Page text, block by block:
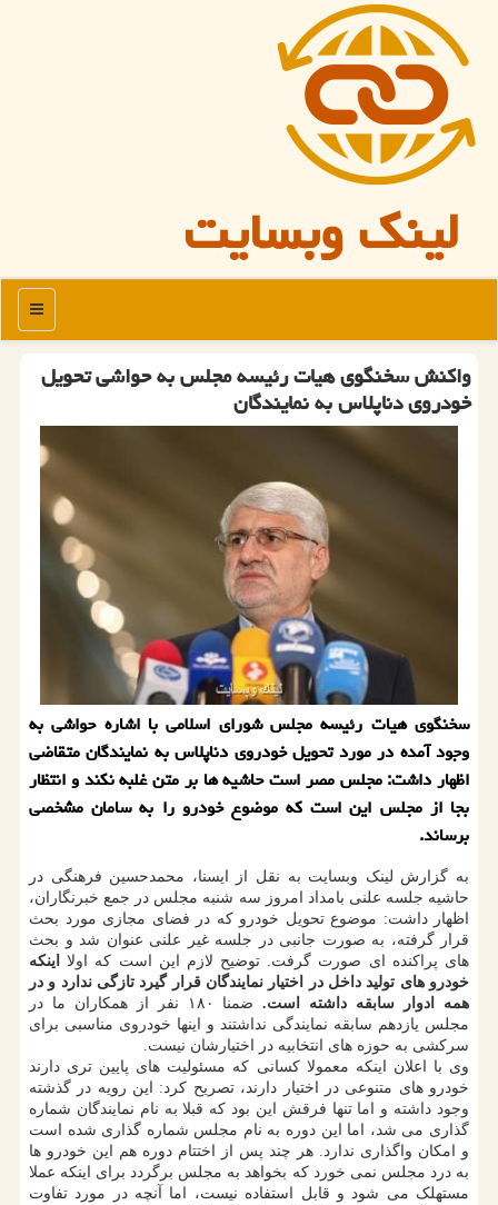
لینک وبسایت
منو
واكنش سخنگوی هیات رئیسه مجلس به حواشی تحویل
خودروی دناپلاس به نمایندگان
سخنگوی هیات رئیسه مجلس شورای اسلامی با اشاره حواشی به
وجود آمده در مورد تحویل خودروی دناپلاس به نمایندگان متقاضی
اظهار داشت: مجلس مصر است حاشیه ها بر متن غلبه نكند و انتظار
بجا از مجلس این است كه موضوع خودرو را به سامان مشخصی
برساند.
به گزارش لینک وبسایت به نقل از ایسنا، محمدحسین فرهنگی در
حاشیه جلسه علنی بامداد امروز سه شنبه مجلس در جمع خبرنگاران،
اظهار داشت: موضوع تحویل خودرو که در فضای مجازی مورد بحث
قرار گرفته، به صورت جانبی در جلسه غیر علنی عنوان شد و بحث
های پراکنده ای صورت گرفت. توضیح لازم این است که اولااینکه
خودرو های تولید داخل در اختیار نمایندگان قرار گیرد تازگی ندارد و در
همه ادوار سابقه داشته است.
ضمنا ۱۸۰ نفر از همکاران ما در
مجلس یازدهم سابقه نمایندگی نداشتند و اینها خودروی مناسبی برای
سرکشی به حوزه های انتخابیه در اختیارشان نیست.
وی با اعلان اینکه معمولا کسانی که مسئولیت های پایین تری دارند
خودرو های متنوعی در اختیار دارند، تصریح کرد: این رویه در گذشته
وجود داشته و اما تنها فرقش این بود که قبلا به نام نمایندگان شماره
گذاری می شد، اما این دوره به نام مجلس شماره گذاری شده است
و امکان واگذاری ندارد. هر چند پس از اختتام دوره هم این خودرو ها
به درد مجلس نمی خورد که بخواهد به مجلس برگردد برای اینکه عملا
مستهلک می شود و قابل استفاده نیست، اما آنچه در مورد تفاوت